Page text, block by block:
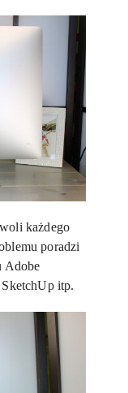
każdego
poradzi
Adobe
itp.